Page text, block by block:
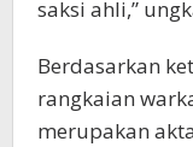
saksi ahli,”
Berdasarkan
rangkaian
merupakan